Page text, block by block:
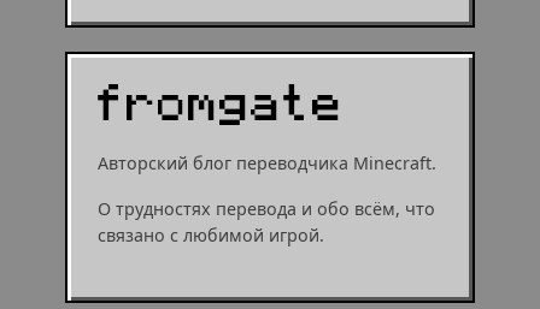
Авторский блог переводчика Minecraft.
О трудностях перевода и обо всём, что
связано с любимой игрой.